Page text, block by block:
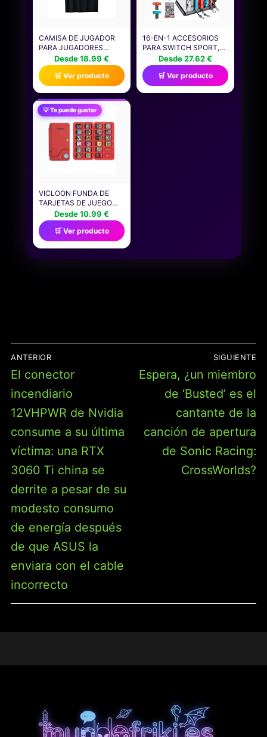
CAMISA DE JUGADOR
PARA JUGADORES
NIÑOS HOMBRES
VIDEOJUEGOS JUEGOS
CAMISETA
Desde 18.99 €
🛒 Ver producto
16-EN-1 ACCESORIOS
PARA SWITCH SPORT,
ACCESORIOS PARA
NINTENDO SWITCH
SPORT/SWITCH
JOYCON, REGALO DE
NAVIDAD SET DE
Desde 27.62 €
🛒 Ver producto
💡 Te puede gustar
VICLOON FUNDA DE
TARJETAS DE JUEGO
COMPATIBLE CON
NINTENDO SWITCH CON
24 RANURAS TARJETAS
DE JUEGO,
IMPERMEABLE
RESISTENTE A GOLPES
Desde 10.99 €
🛒 Ver producto
NAVEGACIÓN
DE
ENTRADAS
ANTERIOR
Entrada
anterior:
El conector
incendiario
12VHPWR de Nvidia
consume a su última
víctima: una RTX
3060 Ti china se
derrite a pesar de su
modesto consumo
de energía después
de que ASUS la
enviara con el cable
incorrecto
SIGUIENTE
Entrada
siguiente:
Espera, ¿un miembro
de ‘Busted’ es el
cantante de la
canción de apertura
de Sonic Racing:
CrossWorlds?